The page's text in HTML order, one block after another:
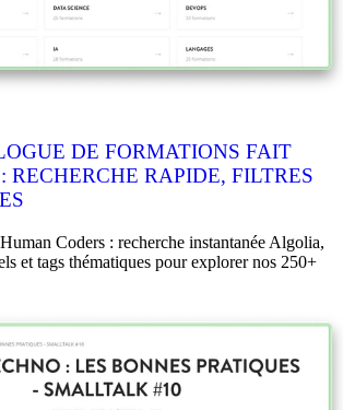
DE FORMATIONS FAIT
RECHERCHE RAPIDE, FILTRES
Coders : recherche instantanée Algolia,
et tags thématiques pour explorer nos 250+